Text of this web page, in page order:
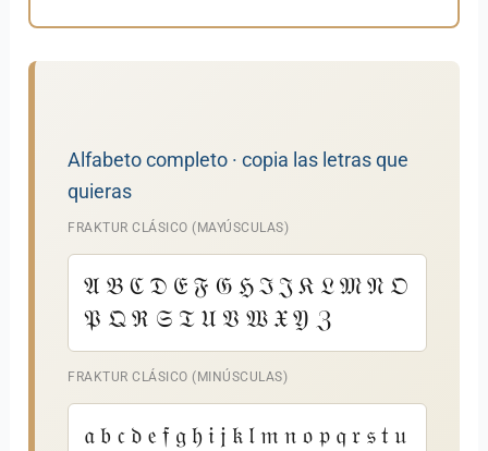
Alfabeto completo · copia las letras que
quieras
FRAKTUR CLÁSICO (MAYÚSCULAS)
𝔄 𝔅 ℭ 𝔇 𝔈 𝔉 𝔊 ℌ ℑ 𝔍 𝔎 𝔏 𝔐 𝔑 𝔒
𝔓 𝔔 ℜ 𝔖 𝔗 𝔘 𝔙 𝔚 𝔛 𝔜 ℨ
FRAKTUR CLÁSICO (MINÚSCULAS)
𝔞 𝔟 𝔠 𝔡 𝔢 𝔣 𝔤 𝔥 𝔦 𝔧 𝔨 𝔩 𝔪 𝔫 𝔬 𝔭 𝔮 𝔯 𝔰 𝔱 𝔲